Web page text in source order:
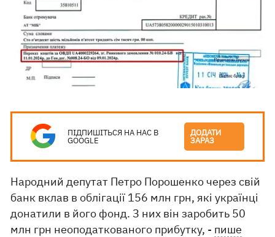
ПІДПИШІТЬСЯ НА НАС В
GOOGLE
ДОДАТИ
ЗАРАЗ
Народний депутат Петро Порошенко через свій
банк вклав в облігації 156 млн грн, які українці
донатили в його фонд. З них він заробить 50
млн грн неоподаткованого прибутку, - пише